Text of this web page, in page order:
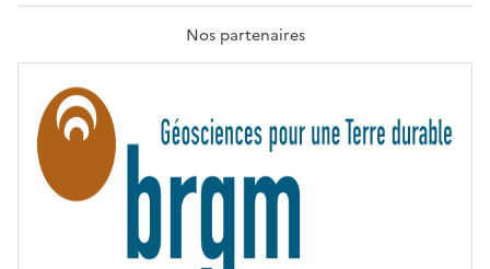
A
T
R
T
É
Nos partenaires